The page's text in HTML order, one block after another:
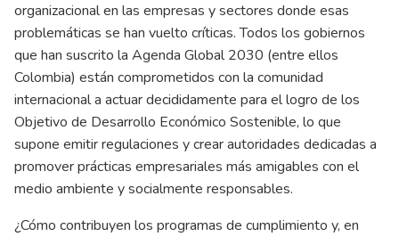
organizacional en las empresas y sectores donde esas
problemáticas se han vuelto críticas. Todos los gobiernos
que han suscrito la Agenda Global 2030 (entre ellos
Colombia) están comprometidos con la comunidad
internacional a actuar decididamente para el logro de los
Objetivo de Desarrollo Económico Sostenible, lo que
supone emitir regulaciones y crear autoridades dedicadas a
promover prácticas empresariales más amigables con el
medio ambiente y socialmente responsables.
¿Cómo contribuyen los programas de cumplimiento y, en